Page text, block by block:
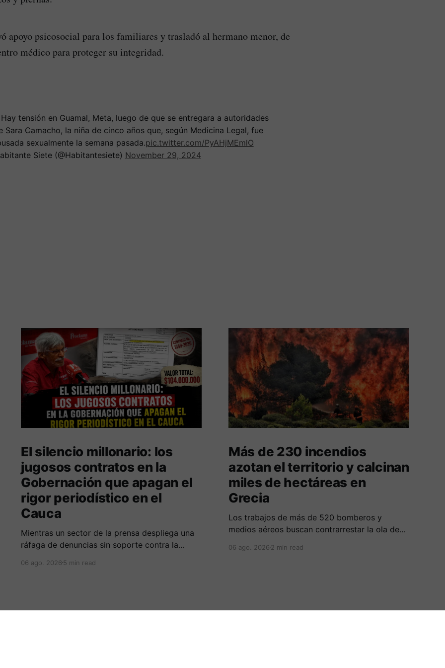
apoyo psicosocial para los familiares y trasladó al hermano menor, de
médico para proteger su integridad.
Hay tensión en Guamal, Meta, luego de que se entregara a autoridades
Sara Camacho, la niña de cinco años que, según Medicina Legal, fue
sexualmente la semana pasada.pic.twitter.com/PyAHjMEmlO
Siete (@Habitantesiete) November 29, 2024
El silencio millonario: los
jugosos contratos en la
Gobernación que apagan el
rigor periodístico en el
Cauca
Mientras un sector de la prensa despliega una
ráfaga de denuncias sin soporte contra la
documentos oficiales revelan acuerdos por 140
06 ago. 20265 min read
Más de 230 incendios
azotan el territorio y calcinan
miles de hectáreas en
Grecia
Los trabajos de más de 520 bomberos y
medios aéreos buscan contrarrestar la ola de
cinco fallecidos, miles de evacuados e
06 ago. 20262 min read